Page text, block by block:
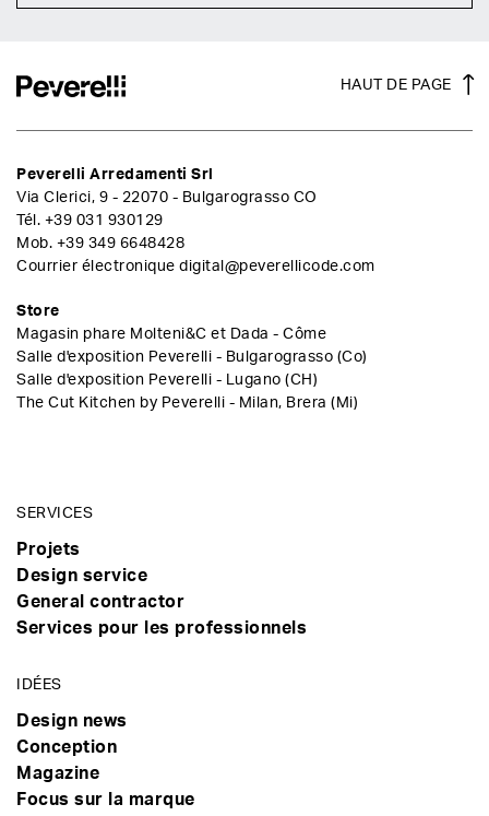
HAUT DE PAGE
Peverelli Arredamenti Srl
Via Clerici, 9 - 22070 - Bulgarograsso CO
Tél. +39 031 930129
Mob. +39 349 6648428
Courrier électronique digital@peverellicode.com
Store
Magasin phare Molteni&C et Dada - Côme
Salle d'exposition Peverelli - Bulgarograsso (Co)
Salle d'exposition Peverelli - Lugano (CH)
The Cut Kitchen by Peverelli - Milan, Brera (Mi)
SERVICES
Projets
Design service
General contractor
Services pour les professionnels
IDÉES
Design news
Conception
Magazine
Focus sur la marque